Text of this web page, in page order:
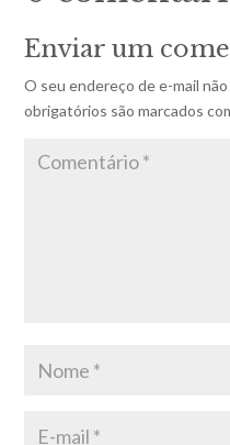
Enviar um
O seu endereço de e-mail
obrigatórios são marcados